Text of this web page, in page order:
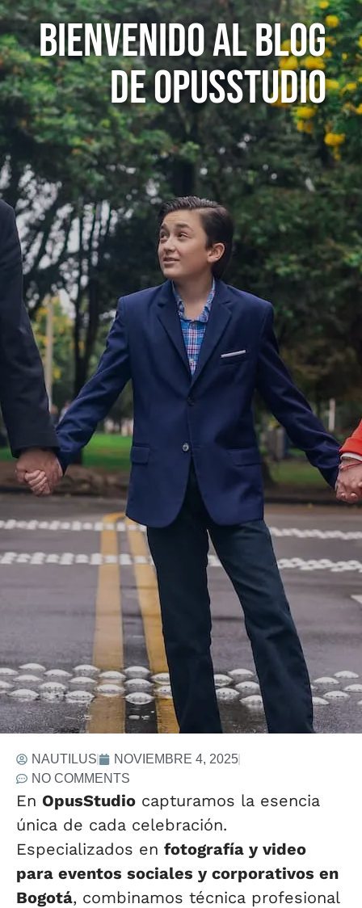
Bienvenido al Blog
de OpusStudio
NAUTILUS
NOVIEMBRE 4, 2025
NO COMMENTS
En OpusStudio capturamos la esencia
única de cada celebración.
Especializados en fotografía y video
para eventos sociales y corporativos en
Bogotá, combinamos técnica profesional